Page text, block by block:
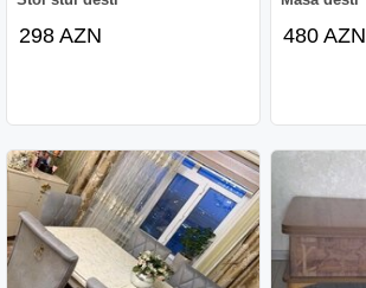
298 AZN 480 AZN